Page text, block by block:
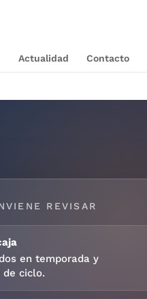
Actualidad Contacto
REVISAR
en temporada y
ciclo.